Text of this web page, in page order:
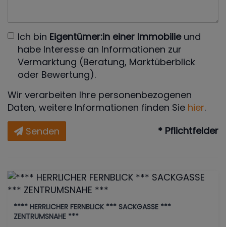
Ich bin Eigentümer:in einer Immobilieund
habe Interesse an Informationen zur
Vermarktung (Beratung, Marktüberblick
oder Bewertung).
Wir verarbeiten Ihre personenbezogenen
Daten, weitere Informationen finden Sie hier.
Senden
* Pflichtfelder
**** HERRLICHER FERNBLICK *** SACKGASSE ***
ZENTRUMSNAHE ***